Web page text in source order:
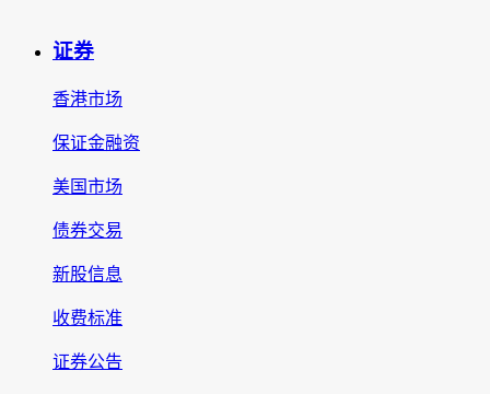
证券
香港市场
保证金融资
美国市场
债券交易
新股信息
收费标准
证券公告